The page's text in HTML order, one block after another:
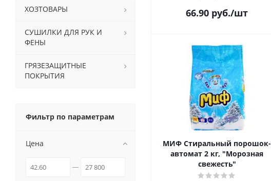
66.90 руб./шт
МИФ Стиральный порошок-
автомат 2 кг, "Морозная
свежесть"
ХОЗТОВАРЫ
СУШИЛКИ ДЛЯ РУК И
ФЕНЫ
ГРЯЗЕЗАЩИТНЫЕ
ПОКРЫТИЯ
Фильтр по параметрам
Цена